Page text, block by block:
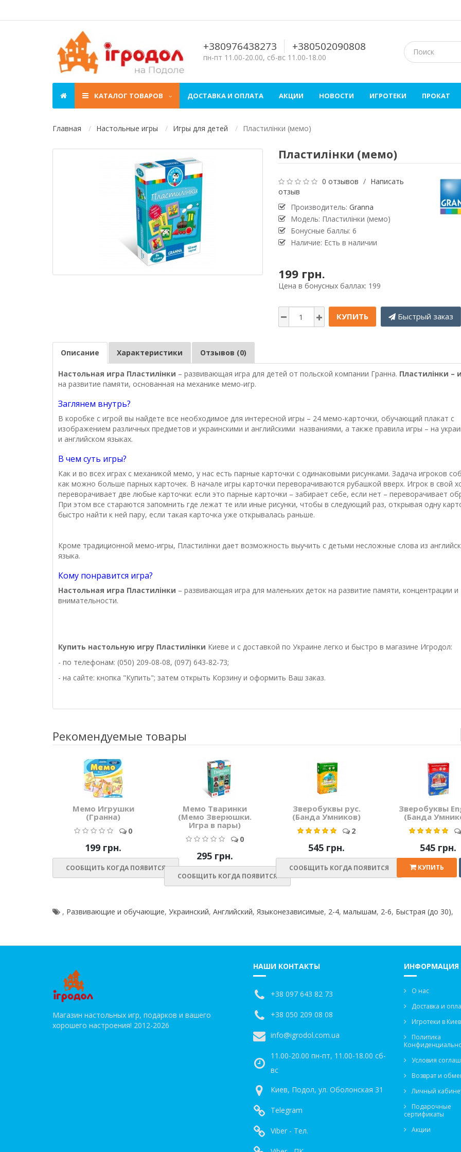
+380976438273 +380502090808
пн-пт 11.00-20.00, сб-вс 11.00-18.00
КАТАЛОГ ТОВАРОВ ДОСТАВКА И ОПЛАТА АКЦИИ НОВОСТИ ИГРОТЕКИ ПРОКАТ
Главная Настольные игры Игры для детей Пластилінки (мемо)
Пластилінки (мемо)
0 отзывов / Написать
отзыв
Производитель: Granna
Модель: Пластилінки (мемо)
Бонусные баллы: 6
Наличие: Есть в наличии
199 грн.
Цена в бонусных баллах: 199
КУПИТЬ Быстрый заказ
Описание Характеристики Отзывов (0)
Настольная игра Пластилінки – развивающая игра для детей от польской компании Гранна. Пластилінки –
на развитие памяти, основанная на механике мемо-игр.
Заглянем внутрь?
В коробке с игрой вы найдете все необходимое для интересной игры – 24 мемо-карточки, обучающий плакат с
изображением различных предметов и украинскими и английскими названиями, а также правила игры – на
и английском языках.
В чем суть игры?
Как и во всех играх с механикой мемо, у нас есть парные карточки с одинаковыми рисунками. Задача игроков
как можно больше парных карточек. В начале игры карточки переворачиваются рубашкой вверх. Игрок в свой
переворачивает две любые карточки: если это парные карточки – забирает себе, если нет – переворачивает
При этом все стараются запомнить где лежат те или иные рисунки, чтобы в следующий раз, открывая одну
быстро найти к ней пару, если такая карточка уже открывалась раньше.
Кроме традиционной мемо-игры, Пластилінки дает возможность выучить с детьми несложные слова из
языка.
Кому понравится игра?
Настольная игра Пластилінки – развивающая игра для маленьких деток на развитие памяти, концентрации и
внимательности.
Купить настольную игру Пластилінки Киеве и с доставкой по Украине легко и быстро в магазине Игродол:
- по телефонам: (050) 209-08-08, (097) 643-82-73;
- на сайте: кнопка "Купить"; затем открыть Корзину и оформить Ваш заказ.
Рекомендуемые товары
Мемо Игрушки
(Гранна)
0
199 грн.
СООБЩИТЬ КОГДА ПОЯВИТСЯ
Мемо Тваринки
(Мемо Зверюшки.
Игра в пары)
0
295 грн.
СООБЩИТЬ КОГДА ПОЯВИТСЯ
Зверобуквы рус.
(Банда Умников)
2
545 грн.
СООБЩИТЬ КОГДА ПОЯВИТСЯ
Зверобуквы
(Банда
545 грн.
КУПИТЬ
, Развивающие и обучающие, Украинский, Английский, Языконезависимые, 2-4, малышам, 2-6, Быстрая (до 30),
Магазин настольных игр, подарков и вашего
хорошего настроения! 2012-2026
НАШИ КОНТАКТЫ
+38 097 643 82 73
+38 050 209 08 08
info@igrodol.com.ua
11.00-20.00 пн-пт, 11.00-18.00 сб-
вс
Киев, Подол, ул. Оболонская 31
Telegram
Viber - Тел.
ИНФОРМАЦИЯ
О нас
Доставка и
Игротеки в
Политика
Условия
Возврат и
Личный
Подарочные
сертификаты
Акции